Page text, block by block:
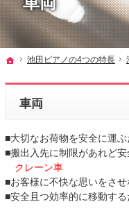
ホーム
池田ピアノの4つの特長
車両
■大切なお荷物を安全に運
■搬出入先に制限があれど
クレーン車
■お客様に不快な思いをさ
■安全且つ効率的に移動す